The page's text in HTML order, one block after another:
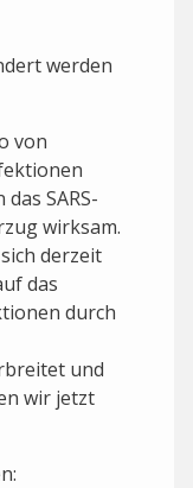
werden
von
SARS-
wirksam.
derzeit
das
durch
und
wir jetzt